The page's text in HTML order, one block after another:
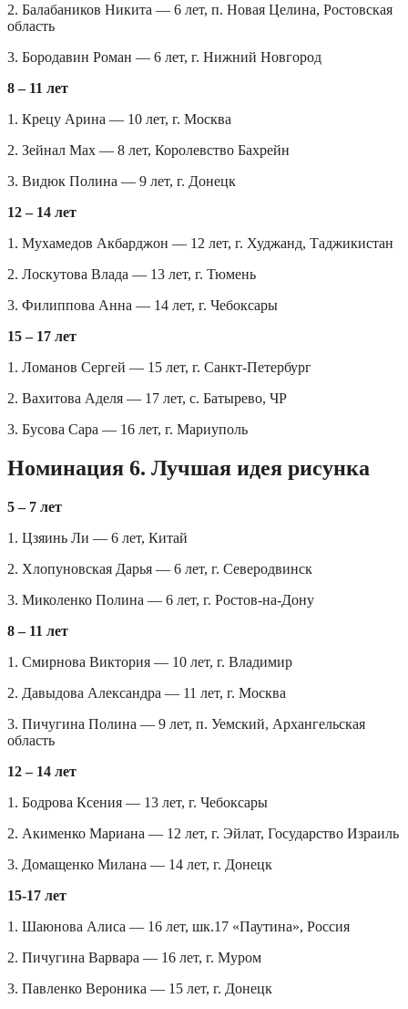
2. Балабаников Никита — 6 лет, п. Новая Целина, Ростовская
область
3. Бородавин Роман — 6 лет, г. Нижний Новгород
8 – 11 лет
1. Крецу Арина — 10 лет, г. Москва
2. Зейнал Мах — 8 лет, Королевство Бахрейн
3. Видюк Полина — 9 лет, г. Донецк
12 – 14 лет
1. Мухамедов Акбарджон — 12 лет, г. Худжанд, Таджикистан
2. Лоскутова Влада — 13 лет, г. Тюмень
3. Филиппова Анна — 14 лет, г. Чебоксары
15 – 17 лет
1. Ломанов Сергей — 15 лет, г. Санкт-Петербург
2. Вахитова Аделя — 17 лет, с. Батырево, ЧР
3. Бусова Сара — 16 лет, г. Мариуполь
Номинация 6. Лучшая идея рисунка
5 – 7 лет
1. Цзяинь Ли — 6 лет, Китай
2. Хлопуновская Дарья — 6 лет, г. Северодвинск
3. Миколенко Полина — 6 лет, г. Ростов-на-Дону
8 – 11 лет
1. Смирнова Виктория — 10 лет, г. Владимир
2. Давыдова Александра — 11 лет, г. Москва
3. Пичугина Полина — 9 лет, п. Уемский, Архангельская
область
12 – 14 лет
1. Бодрова Ксения — 13 лет, г. Чебоксары
2. Акименко Мариана — 12 лет, г. Эйлат, Государство Израиль
3. Домащенко Милана — 14 лет, г. Донецк
15-17 лет
1. Шаюнова Алиса — 16 лет, шк.17 «Паутина», Россия
2. Пичугина Варвара — 16 лет, г. Муром
3. Павленко Вероника — 15 лет, г. Донецк